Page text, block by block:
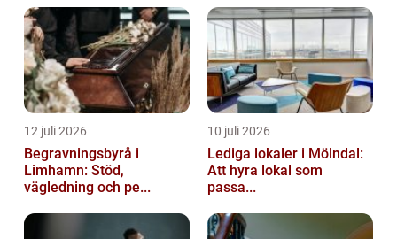
12 juli 2026
Begravningsbyrå i
Limhamn: Stöd,
vägledning och pe...
10 juli 2026
Lediga lokaler i Mölndal:
Att hyra lokal som
passa...